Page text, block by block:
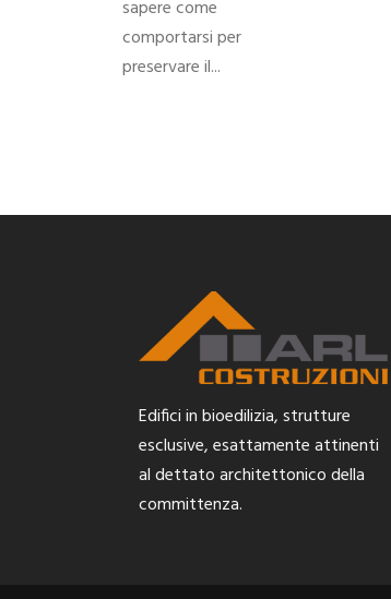
sapere come
comportarsi per
preservare il...
Edifici in bioedilizia, strutture
esclusive, esattamente attinenti
al dettato architettonico della
committenza.